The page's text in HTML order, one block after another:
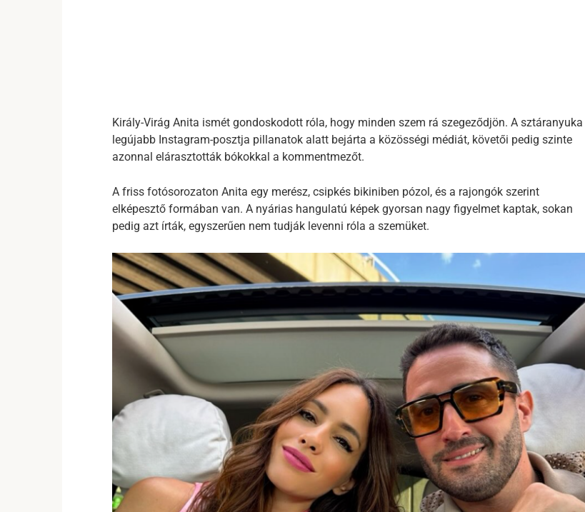
Király-Virág Anita ismét gondoskodott róla, hogy minden szem rá szegeződjön. A sztáranyuka
legújabb Instagram-posztja pillanatok alatt bejárta a közösségi médiát, követői pedig szinte
azonnal elárasztották bókokkal a kommentmezőt.
A friss fotósorozaton Anita egy merész, csipkés bikiniben pózol, és a rajongók szerint
elképesztő formában van. A nyárias hangulatú képek gyorsan nagy figyelmet kaptak, sokan
pedig azt írták, egyszerűen nem tudják levenni róla a szemüket.